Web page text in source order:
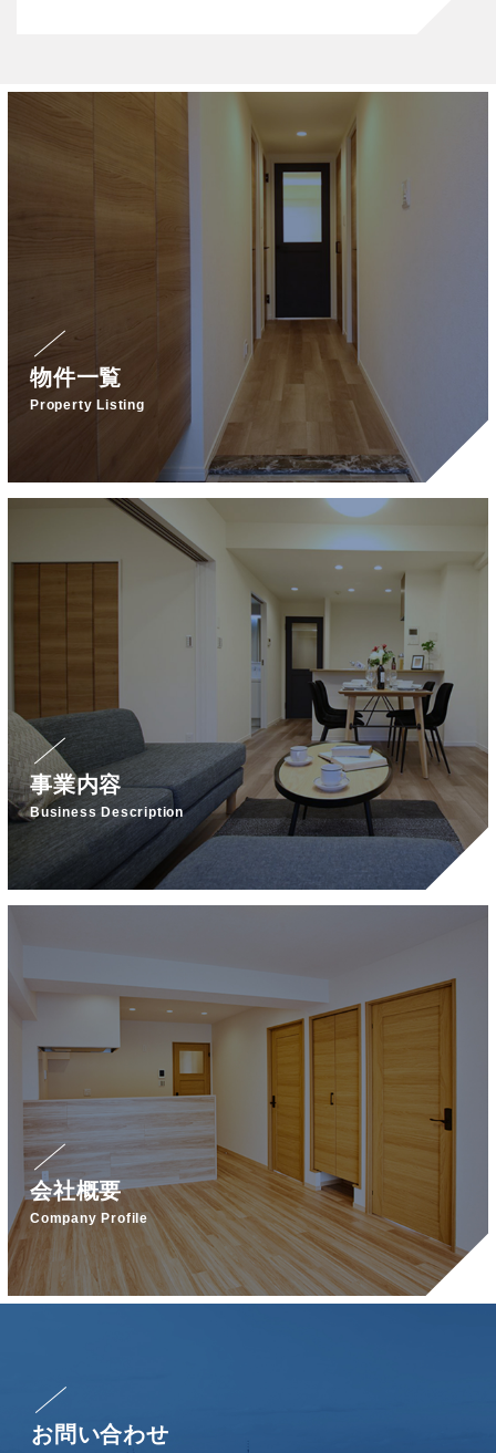
物件一覧
Property Listing
事業内容
Business Description
会社概要
Company Profile
お問い合わせ